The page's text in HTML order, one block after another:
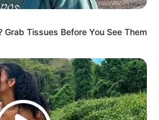
Grab Tissues Before You See Them